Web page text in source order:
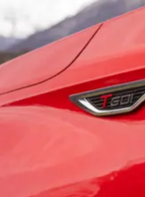
CHERY REMOTE
CHERY И СПОРТ
НАШИ МЕРОПРИЯТИЯ